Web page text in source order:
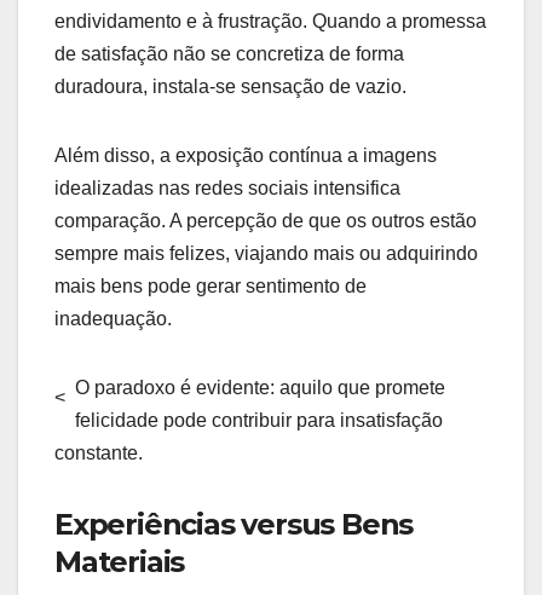
endividamento e à frustração. Quando a promessa
de satisfação não se concretiza de forma
duradoura, instala-se sensação de vazio.
Além disso, a exposição contínua a imagens
idealizadas nas redes sociais intensifica
comparação. A percepção de que os outros estão
sempre mais felizes, viajando mais ou adquirindo
mais bens pode gerar sentimento de
inadequação.
< O paradoxo é evidente: aquilo que promete
felicidade pode contribuir para insatisfação
constante.
Experiências versus Bens
Materiais